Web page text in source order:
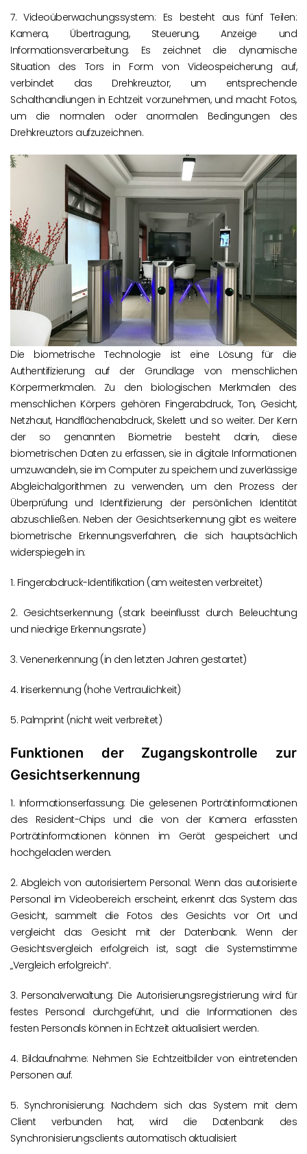
7. Videoüberwachungssystem: Es besteht aus fünf Teilen:
Kamera, Übertragung, Steuerung, Anzeige und
Informationsverarbeitung. Es zeichnet die dynamische
Situation des Tors in Form von Videospeicherung auf,
verbindet das Drehkreuztor, um entsprechende
Schalthandlungen in Echtzeit vorzunehmen, und macht Fotos,
um die normalen oder anormalen Bedingungen des
Drehkreuztors aufzuzeichnen.
Die biometrische Technologie ist eine Lösung für die
Authentifizierung auf der Grundlage von menschlichen
Körpermerkmalen. Zu den biologischen Merkmalen des
menschlichen Körpers gehören Fingerabdruck, Ton, Gesicht,
Netzhaut, Handflächenabdruck, Skelett und so weiter. Der Kern
der so genannten Biometrie besteht darin, diese
biometrischen Daten zu erfassen, sie in digitale Informationen
umzuwandeln, sie im Computer zu speichern und zuverlässige
Abgleichalgorithmen zu verwenden, um den Prozess der
Überprüfung und Identifizierung der persönlichen Identität
abzuschließen. Neben der Gesichtserkennung gibt es weitere
biometrische Erkennungsverfahren, die sich hauptsächlich
widerspiegeln in:
1. Fingerabdruck-Identifikation (am weitesten verbreitet)
2. Gesichtserkennung (stark beeinflusst durch Beleuchtung
und niedrige Erkennungsrate)
3. Venenerkennung (in den letzten Jahren gestartet)
4. Iriserkennung (hohe Vertraulichkeit)
5. Palmprint (nicht weit verbreitet)
Funktionen der Zugangskontrolle zur
Gesichtserkennung
1. Informationserfassung: Die gelesenen Porträtinformationen
des Resident-Chips und die von der Kamera erfassten
Porträtinformationen können im Gerät gespeichert und
hochgeladen werden.
2. Abgleich von autorisiertem Personal: Wenn das autorisierte
Personal im Videobereich erscheint, erkennt das System das
Gesicht, sammelt die Fotos des Gesichts vor Ort und
vergleicht das Gesicht mit der Datenbank. Wenn der
Gesichtsvergleich erfolgreich ist, sagt die Systemstimme
„Vergleich erfolgreich“.
3. Personalverwaltung: Die Autorisierungsregistrierung wird für
festes Personal durchgeführt, und die Informationen des
festen Personals können in Echtzeit aktualisiert werden.
4. Bildaufnahme: Nehmen Sie Echtzeitbilder von eintretenden
Personen auf.
5. Synchronisierung: Nachdem sich das System mit dem
Client verbunden hat, wird die Datenbank des
Synchronisierungsclients automatisch aktualisiert